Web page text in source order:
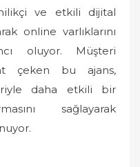
ve etkili dijital
online varlıklarını
oluyor. Müşteri
çeken bu ajans,
daha etkili bir
sağlayarak